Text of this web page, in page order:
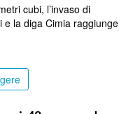
cubi, l’invaso di
e la diga Cimia raggiunge